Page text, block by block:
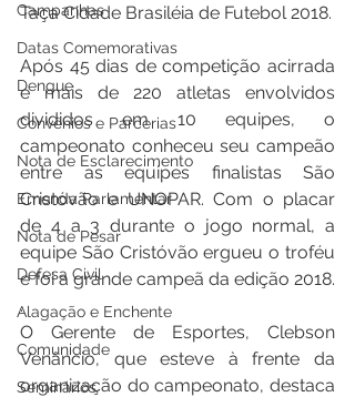
Campanhas
Datas Comemorativas
Dengue
Convênios e Parcerias
Nota de Esclarecimento
Emenda Parlamentar
Nota de Pesar
Defesa Civil
Alagação e Enchente
Comunidade
Seminários
Taça Cidade Brasiléia de Futebol 2018.
Após 45 dias de competição acirrada
e mais de 220 atletas envolvidos
divididos em 10 equipes, o
campeonato conheceu seu campeão
entre as equipes finalistas São
Cristóvão e UNOPAR. Com o placar
de 4 a 3 durante o jogo normal, a
equipe São Cristóvão ergueu o troféu
e foi a grande campeã da edição 2018.
.
O Gerente de Esportes, Clebson
Venâncio, que esteve à frente da
organização do campeonato, destaca